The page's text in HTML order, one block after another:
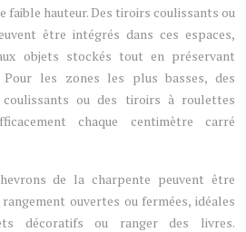
faible hauteur. Des tiroirs coulissants ou
être intégrés dans ces espaces,
objets stockés tout en préservant
Pour les zones les plus basses, des
coulissants ou des tiroirs à roulettes
chaque centimètre carré
de la charpente peuvent être
ouvertes ou fermées, idéales
décoratifs ou ranger des livres.